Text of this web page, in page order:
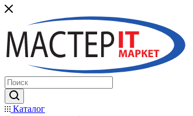
Каталог